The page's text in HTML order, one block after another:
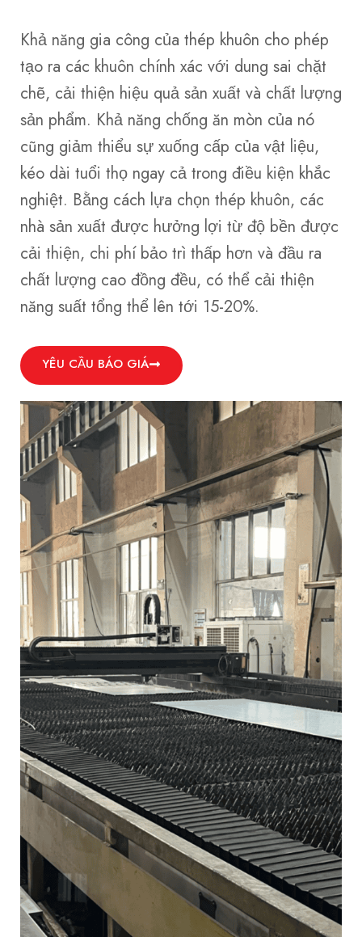
Khả năng gia công của thép khuôn cho phép
tạo ra các khuôn chính xác với dung sai chặt
chẽ, cải thiện hiệu quả sản xuất và chất lượng
sản phẩm. Khả năng chống ăn mòn của nó
cũng giảm thiểu sự xuống cấp của vật liệu,
kéo dài tuổi thọ ngay cả trong điều kiện khắc
nghiệt. Bằng cách lựa chọn thép khuôn, các
nhà sản xuất được hưởng lợi từ độ bền được
cải thiện, chi phí bảo trì thấp hơn và đầu ra
chất lượng cao đồng đều, có thể cải thiện
năng suất tổng thể lên tới 15-20%.
YÊU CẦU BÁO GIÁ